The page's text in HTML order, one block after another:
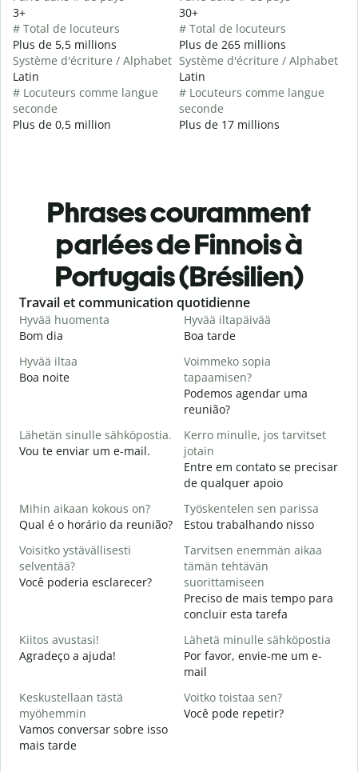
3+
# Total de locuteurs
Plus de 5,5 millions
Système d'écriture / Alphabet
Latin
# Locuteurs comme langue
seconde
Plus de 0,5 million
30+
# Total de locuteurs
Plus de 265 millions
Système d'écriture / Alphabet
Latin
# Locuteurs comme langue
seconde
Plus de 17 millions
Phrases couramment
parlées de Finnois à
Portugais (Brésilien)
Slide 1 of 6
Travail et communication quotidienne
Hyvää huomenta
Bom dia
Hyvää iltapäivää
Boa tarde
Hyvää iltaa
Boa noite
Voimmeko sopia
tapaamisen?
Podemos agendar uma
reunião?
Lähetän sinulle sähköpostia.
Vou te enviar um e-mail.
Kerro minulle, jos tarvitset
jotain
Entre em contato se precisar
de qualquer apoio
Mihin aikaan kokous on?
Qual é o horário da reunião?
Työskentelen sen parissa
Estou trabalhando nisso
Voisitko ystävällisesti
selventää?
Você poderia esclarecer?
Tarvitsen enemmän aikaa
tämän tehtävän
suorittamiseen
Preciso de mais tempo para
concluir esta tarefa
Kiitos avustasi!
Agradeço a ajuda!
Lähetä minulle sähköpostia
Por favor, envie-me um e-
mail
Keskustellaan tästä
myöhemmin
Vamos conversar sobre isso
mais tarde
Voitko toistaa sen?
Você pode repetir?